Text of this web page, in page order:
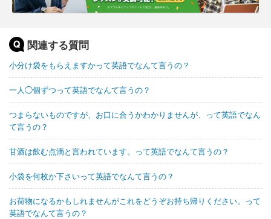
関連する質問
小分け袋をもらえますかって英語でなんて言うの？
一人◯個ずつって英語でなんて言うの？
つまらないものですが、お口に合うかわかりませんが、って英語でなん
て言うの？
甘酒は飲む点滴と言われています。って英語でなんて言うの？
小袋を何枚か下さいって英語でなんて言うの？
お荷物になるかもしれませんがこれをどうぞお持ち帰りください。って
英語でなんて言うの？